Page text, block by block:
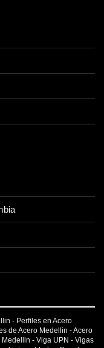
- Perfiles en Acero
de Acero Medellin - Acero
Medellin - Viga UPN - Vigas